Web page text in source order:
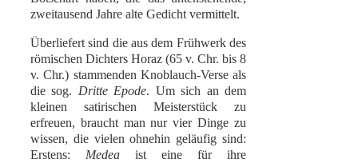
zweitausend Jahre alte Gedicht vermittelt.
Überliefert sind die aus dem Frühwerk des
römischen Dichters Horaz (65 v. Chr. bis 8
v. Chr.) stammenden Knoblauch-Verse als
die sog. Dritte Epode. Um sich an dem
kleinen satirischen Meisterstück zu
erfreuen, braucht man nur vier Dinge zu
wissen, die vielen ohnehin geläufig sind:
Erstens: Medea ist eine für ihre